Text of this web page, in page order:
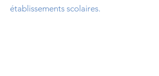
établissements scolaires.